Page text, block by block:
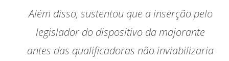
Além disso, sustentou que a inserção pelo
legislador do dispositivo da majorante
antes das qualificadoras não inviabilizaria